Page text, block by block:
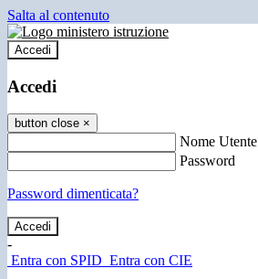
Salta al contenuto
Accedi
Accedi
button close ×
Nome Utente
Password
Password dimenticata?
-
Entra con SPID Entra con CIE